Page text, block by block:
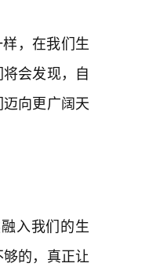
，在我们生
会发现，自
向更广阔天
入我们的生
的，真正让